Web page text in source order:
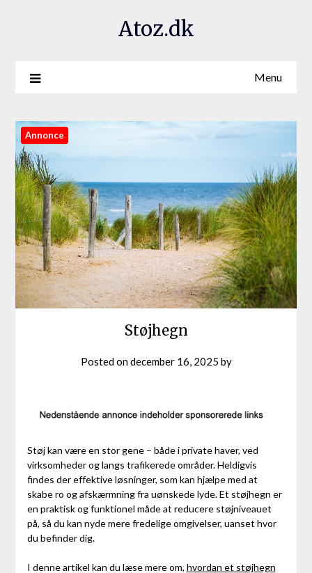
Atoz.dk
Menu
Annonce
Støjhegn
Posted ondecember 16, 2025 by
Støj kan være en stor gene – både i private haver, ved
virksomheder og langs trafikerede områder. Heldigvis
findes der effektive løsninger, som kan hjælpe med at
skabe ro og afskærmning fra uønskede lyde. Et støjhegn er
en praktisk og funktionel måde at reducere støjniveauet
på, så du kan nyde mere fredelige omgivelser, uanset hvor
du befinder dig.
I denne artikel kan du læse mere om, hvordan et støjhegn